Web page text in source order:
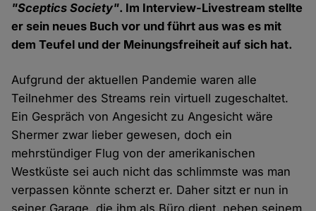
"Sceptics Society". Im Interview-Livestream stellte
er sein neues Buch vor und führt aus was es mit
dem Teufel und der Meinungsfreiheit auf sich hat.
Aufgrund der aktuellen Pandemie waren alle
Teilnehmer des Streams rein virtuell zugeschaltet.
Ein Gespräch von Angesicht zu Angesicht wäre
Shermer zwar lieber gewesen, doch ein
mehrstündiger Flug von der amerikanischen
Westküste sei auch nicht das schlimmste was man
verpassen könnte scherzt er. Daher sitzt er nun in